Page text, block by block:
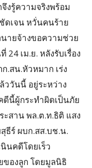
งรู้ความจริงพร้อม
ดเจน หวั่นคนร้าย
ายจ้างขอความช่วย
เม.ย. หลังรับเรื่อง
.สน.หัวหมาก เร่ง
วันนี้ อยู่ระหว่าง
ดีนี้ผู้กระทำผิดเป็นภัย
ะสาน พล.ต.ท.ธิติ แสง
ธีร์ ผบก.สส.บช.น.
นคดีโดยเร็ว
ของลูก โดยมูลนิธิ